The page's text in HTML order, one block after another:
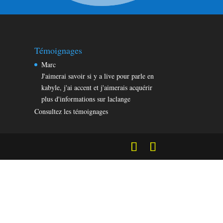
Témoignages
Marc
J'aimerai savoir si y a live pour parle en
kabyle, j'ai accent et j'aimerais acquérir
plus d'informations sur laclange
Consultez les témoignages